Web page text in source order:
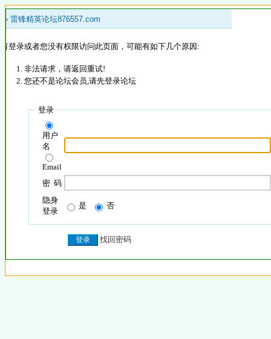
» 雷锋精英论坛876557.com
登录或者您没有权限访问此页面，可能有如下几个原因:
非法请求，请返回重试!
您还不是论坛会员,请先登录论坛
登录
用户
名
Email
密 码
隐身
登录
是 否
找回密码